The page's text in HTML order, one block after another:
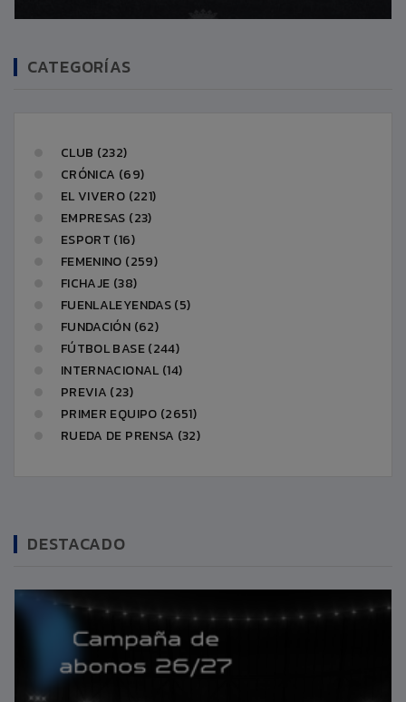
CATEGORÍAS
CLUB (232)
CRÓNICA (69)
EL VIVERO (221)
EMPRESAS (23)
ESPORT (16)
FEMENINO (259)
FICHAJE (38)
FUENLALEYENDAS (5)
FUNDACIÓN (62)
FÚTBOL BASE (244)
INTERNACIONAL (14)
PREVIA (23)
PRIMER EQUIPO (2651)
RUEDA DE PRENSA (32)
DESTACADO